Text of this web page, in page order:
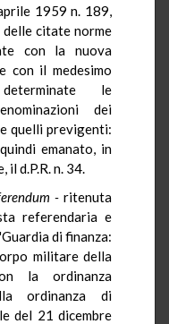
1959 n. 189,
citate norme
con la nuova
con il medesimo
le
dei
quelli previgenti:
emanato, in
d.P.R. n. 34.
- ritenuta
referendaria e
di finanza:
militare della
la ordinanza
ordinanza di
del 21 dicembre